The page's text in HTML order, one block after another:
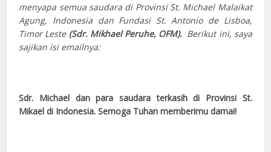
menyapa semua saudara di Provinsi St. Michael Malaikat
Agung, Indonesia dan Fundasi St. Antonio de Lisboa,
Timor Leste (Sdr. Mikhael Peruhe, OFM). Berikut ini, saya
sajikan isi emailnya:
Sdr. Michael dan para saudara terkasih di Provinsi St.
Mikael di Indonesia. Semoga Tuhan memberimu damai!